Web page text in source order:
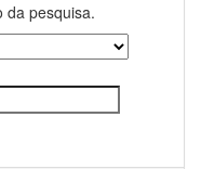
da pesquisa.